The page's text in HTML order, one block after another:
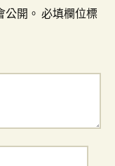
開。 必填欄位標